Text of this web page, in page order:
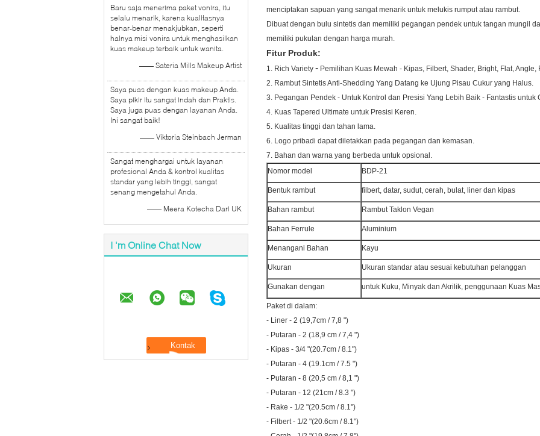
Baru saja menerima paket vonira, itu
selalu menarik, karena kualitasnya
benar-benar menakjubkan, seperti
halnya misi vonira untuk menghasilkan
kuas makeup terbaik untuk wanita.
—— Sateria Mills Makeup Artist
Saya puas dengan kuas makeup Anda.
Saya pikir itu sangat indah dan Praktis.
Saya juga puas dengan layanan Anda.
Ini sangat baik!
—— Viktoria Steinbach Jerman
Sangat menghargai untuk layanan
profesional Anda & kontrol kualitas
standar yang lebih tinggi, sangat
senang mengetahui Anda.
—— Meera Kotecha Dari UK
I 'm Online Chat Now
menciptakan sapuan yang sangat menarik untuk melukis rumput atau rambut.
Dibuat dengan bulu sintetis dan memiliki pegangan pendek untuk tangan mungil
memiliki pukulan dengan harga murah.
Fitur Produk:
1. Rich Variety - Pemilihan Kuas Mewah - Kipas, Filbert, Shader, Bright, Flat, Angle,
2. Rambut Sintetis Anti-Shedding Yang Datang ke Ujung Pisau Cukur yang Halus.
3. Pegangan Pendek - Untuk Kontrol dan Presisi Yang Lebih Baik - Fantastis untuk
4. Kuas Tapered Ultimate untuk Presisi Keren.
5. Kualitas tinggi dan tahan lama.
6. Logo pribadi dapat diletakkan pada pegangan dan kemasan.
7. Bahan dan warna yang berbeda untuk opsional.
Nomor model
BDP-21
Bentuk rambut filbert, datar, sudut, cerah, bulat, liner dan kipas
Bahan rambut Rambut Taklon Vegan
Bahan Ferrule Aluminium
Menangani Bahan Kayu
Ukuran Ukuran standar atau sesuai kebutuhan pelanggan
Gunakan dengan untuk Kuku, Minyak dan Akrilik, penggunaan Kuas
Paket di dalam:
- Liner - 2 (19,7cm / 7,8 ")
- Putaran - 2 (18,9 cm / 7,4 ")
- Kipas - 3/4 "(20.7cm / 8.1")
- Putaran - 4 (19.1cm / 7.5 ")
- Putaran - 8 (20,5 cm / 8,1 ")
- Putaran - 12 (21cm / 8.3 ")
- Rake - 1/2 "(20.5cm / 8.1")
- Filbert - 1/2 "(20.6cm / 8.1")